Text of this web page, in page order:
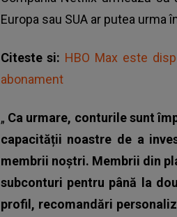
Europa sau SUA ar putea urma
Citeste si: HBO Max este
abonament
„ Ca urmare, conturile sunt
capacității noastre de a
membrii noștri. Membrii din
subconturi pentru până la
profil, recomandări